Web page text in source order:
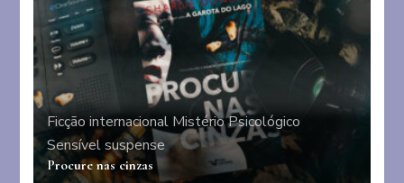
Ficção internacional MistérioPsicológico
Sensível suspense
Procure nas cinzas